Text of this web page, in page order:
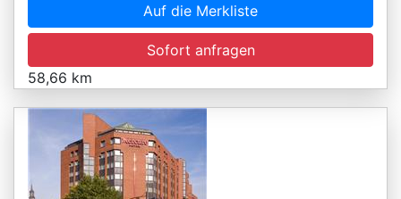
Auf die Merkliste
Sofort anfragen
58,66 km